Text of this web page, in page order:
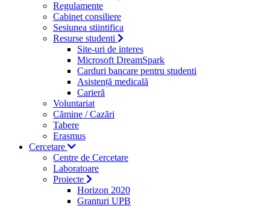
Regulamente
Cabinet consiliere
Sesiunea stiintifica
Resurse studenti
Site-uri de interes
Microsoft DreamSpark
Carduri bancare pentru studenti
Asistență medicală
Carieră
Voluntariat
Cămine / Cazări
Tabere
Erasmus
Cercetare
Centre de Cercetare
Laboratoare
Proiecte
Horizon 2020
Granturi UPB